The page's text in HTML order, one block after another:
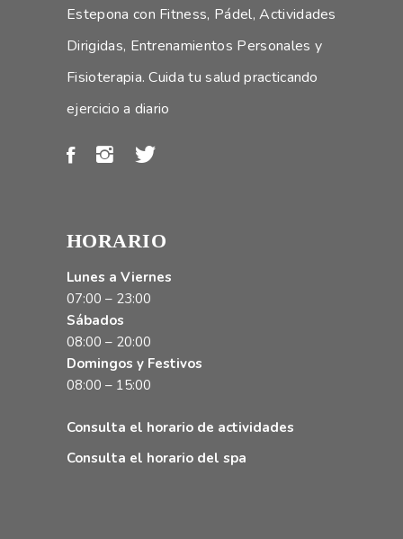
Estepona con Fitness, Pádel, Actividades
Dirigidas, Entrenamientos Personales y
Fisioterapia. Cuida tu salud practicando
ejercicio a diario
HORARIO
Lunes a Viernes
07:00 – 23:00
Sábados
08:00 – 20:00
Domingos y Festivos
08:00 – 15:00
Consulta el horario de actividades
Consulta el horario del spa